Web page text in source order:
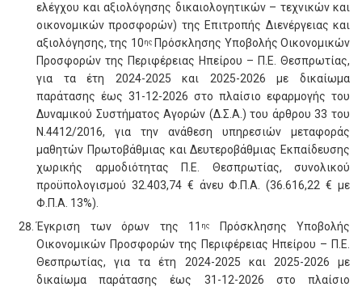
ελέγχου και αξιολόγησης δικαιολογητικών – τεχνικών και
οικονομικών προσφορών) της Επιτροπής Διενέργειας και
αξιολόγησης, της 10 ηςΠρόσκλησης Υποβολής Οικονομικών
Προσφορών της Περιφέρειας Ηπείρου – Π.Ε. Θεσπρωτίας,
για τα έτη 2024-2025 και 2025-2026 με δικαίωμα
παράτασης έως 31-12-2026 στο πλαίσιο εφαρμογής του
Δυναμικού Συστήματος Αγορών (Δ.Σ.Α.) του άρθρου 33 του
Ν.4412/2016, για την ανάθεση υπηρεσιών μεταφοράς
μαθητών Πρωτοβάθμιας και Δευτεροβάθμιας Εκπαίδευσης
χωρικής αρμοδιότητας Π.Ε. Θεσπρωτίας, συνολικού
προϋπολογισμού 32.403,74 € άνευ Φ.Π.Α. (36.616,22 € με
Φ.Π.Α. 13%).
Έγκριση των όρων της 11 ης
Πρόσκλησης Υποβολής
Οικονομικών Προσφορών της Περιφέρειας Ηπείρου – Π.Ε.
Θεσπρωτίας, για τα έτη 2024-2025 και 2025-2026 με
δικαίωμα παράτασης έως 31-12-2026 στο πλαίσιο